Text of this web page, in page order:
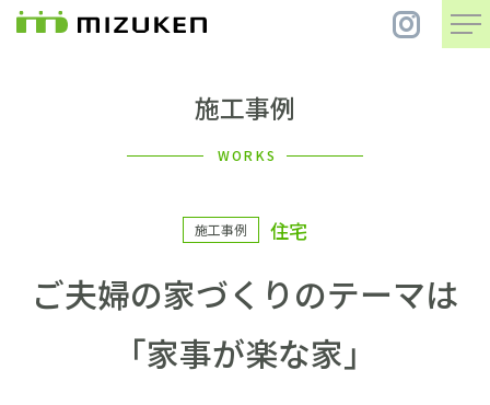
住 宅
コンセプト
施工事例
WORKS
施工事例 住宅
ご夫婦の家づくりのテーマは
「家事が楽な家」